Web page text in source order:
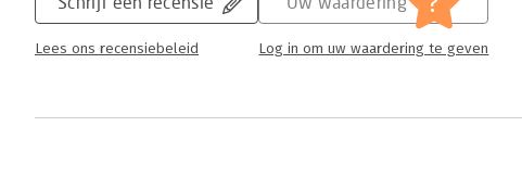
Lees ons recensiebeleid Log in om uw waardering te geven